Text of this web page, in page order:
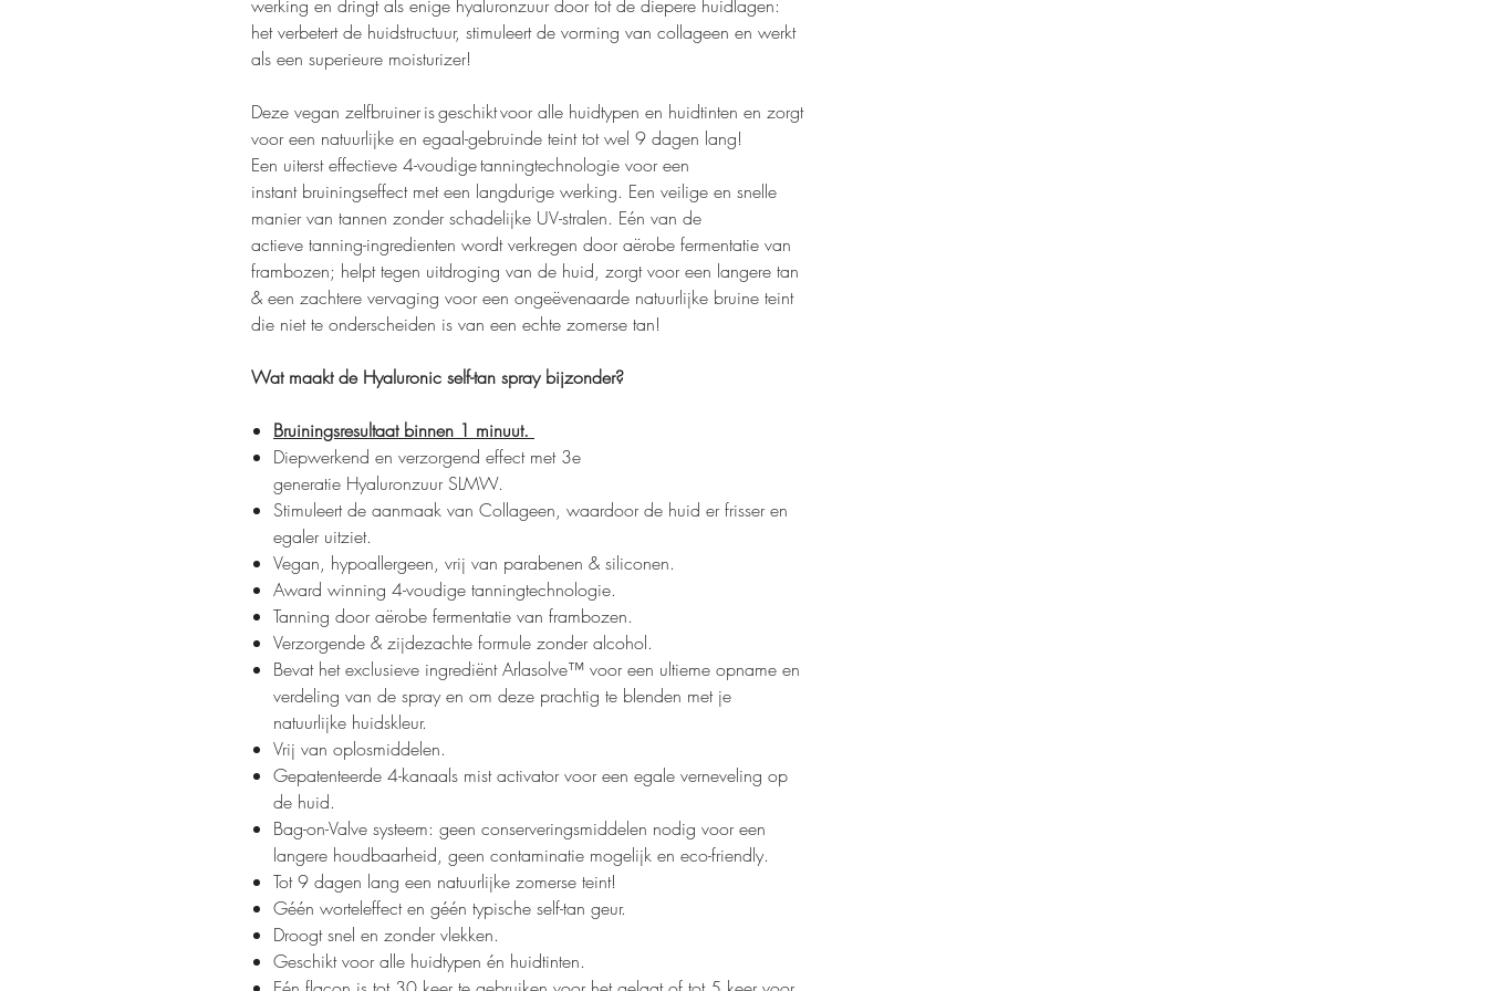
werking en dringt als enige hyaluronzuur door tot de diepere huidlagen:
het verbetert de huidstructuur, stimuleert de vorming van collageen en werkt
als een superieure moisturizer!
Deze vegan zelfbruiner is geschikt voor alle huidtypen en huidtinten en zorgt
voor een natuurlijke en egaal-gebruinde teint tot wel 9 dagen lang!
Een uiterst effectieve 4-voudige tanningtechnologie voor een
instant bruiningseffect met een langdurige werking. Een veilige en snelle
manier van tannen zonder schadelijke UV-stralen. Eén van de
actieve tanning-ingredienten wordt verkregen door aërobe fermentatie van
frambozen; helpt tegen uitdroging van de huid, zorgt voor een langere tan
& een zachtere vervaging voor een ongeëvenaarde natuurlijke bruine teint
die niet te onderscheiden is van een echte zomerse tan!
Wat maakt de Hyaluronic self-tan spray bijzonder?
Bruiningsresultaat binnen 1 minuut.
Diepwerkend en verzorgend effect met 3e
generatie Hyaluronzuur SLMW.
Stimuleert de aanmaak van Collageen, waardoor de huid er frisser en
egaler uitziet.
Vegan, hypoallergeen, vrij van parabenen & siliconen.
Award winning 4-voudige tanningtechnologie.
Tanning door aërobe fermentatie van frambozen.
Verzorgende & zijdezachte formule zonder alcohol.
Bevat het exclusieve ingrediënt Arlasolve™ voor een ultieme opname en
verdeling van de spray en om deze prachtig te blenden met je
natuurlijke huidskleur.
Vrij van oplosmiddelen.
Gepatenteerde 4-kanaals mist activator voor een egale verneveling op
de huid.
Bag-on-Valve systeem: geen conserveringsmiddelen nodig voor een
langere houdbaarheid, geen contaminatie mogelijk en eco-friendly.
Tot 9 dagen lang een natuurlijke zomerse teint!
Géén worteleffect en géén typische self-tan geur.
Droogt snel en zonder vlekken.
Geschikt voor alle huidtypen én huidtinten.